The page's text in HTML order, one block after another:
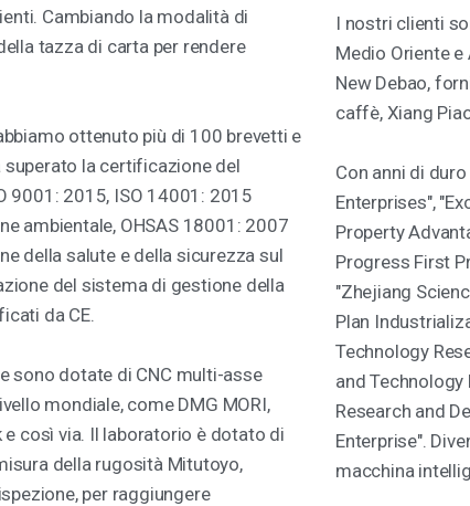
Cambiando la modalità di
tazza di carta per rendere
ottenuto più di 100 brevetti e
la certificazione del
9001: 2015, ISO 14001: 2015
ambientale, OHSAS 18001: 2007
della salute e della sicurezza sul
del sistema di gestione della
da CE.
sono dotate di CNC multi-asse
mondiale, come DMG MORI,
e così via. Il laboratorio è dotato di
della rugosità Mitutoyo,
per raggiungere
I nostri clienti
Medio Oriente
New Debao,
caffè, Xiang
Con anni di
Enterprises",
Property
Progress First
"Zhejiang
Plan
Technology
and
Research and
Enterprise".
macchina